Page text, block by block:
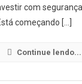
com
começando […]
Continue lendo...